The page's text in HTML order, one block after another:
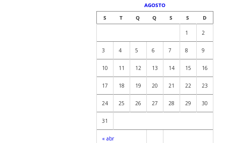
AGOSTO
S
T Q Q S S D
« abr
1 2
3 4 5 6 7 8 9
10 11 12 13 14 15 16
17 18 19 20 21 22 23
24 25 26 27 28 29 30
31